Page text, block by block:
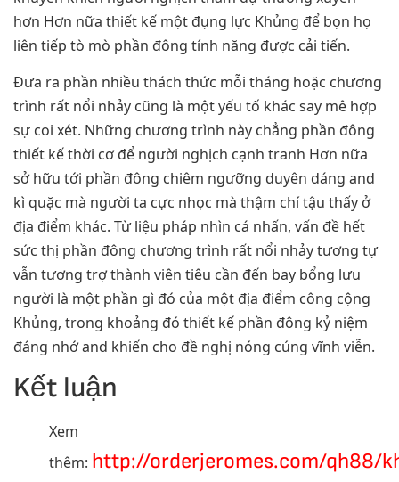
hơn Hơn nữa thiết kế một đụng lực Khủng để bọn họ
liên tiếp tò mò phần đông tính năng được cải tiến.
Đưa ra phần nhiều thách thức mỗi tháng hoặc chương
trình rất nổi nhảy cũng là một yếu tố khác say mê hợp
sự coi xét. Những chương trình này chẳng phần đông
thiết kế thời cơ để người nghịch cạnh tranh Hơn nữa
sở hữu tới phần đông chiêm ngưỡng duyên dáng and
kì quặc mà người ta cực nhọc mà thậm chí tậu thấy ở
địa điểm khác. Từ liệu pháp nhìn cá nhấn, vấn đề hết
sức thị phần đông chương trình rất nổi nhảy tương tự
vẫn tương trợ thành viên tiêu cần đến bay bổng lưu
người là một phần gì đó của một địa điểm công cộng
Khủng, trong khoảng đó thiết kế phần đông kỷ niệm
đáng nhớ and khiến cho đề nghị nóng cúng vĩnh viễn.
Kết luận
Xem
thêm: http://orderjeromes.com/qh88/